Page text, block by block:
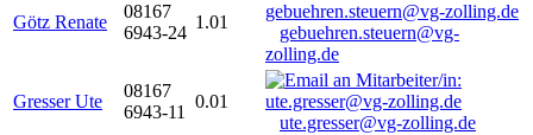
Götz Renate
08167
6943-24
1.01
gebuehren.steuern@vg-
zolling.de
Gresser Ute
08167
6943-11
0.01
ute.gresser@vg-zolling.de